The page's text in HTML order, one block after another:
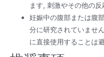
ます, 刺激やその他の
妊娠中の腹部または腹
分に研究されていませ
に直接使用することは